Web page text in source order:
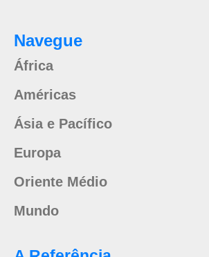
Navegue
África
Américas
Ásia e Pacífico
Europa
Oriente Médio
Mundo